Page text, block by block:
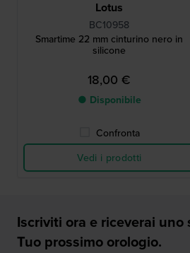
Lotus
BC10958
Smartime 22 mm cinturino nero in
silicone
18,00 €
● Disponibile
Confronta
Vedi i prodotti
Iscriviti ora e riceverai
Tuo prossimo orologio.